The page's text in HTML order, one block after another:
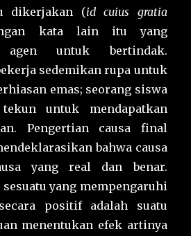
dikerjakan (id cuius gratia
kata lain itu yang
agen untuk bertindak.
sedemikan rupa untuk
emas; seorang siswa
untuk mendapatkan
Pengertian causa final
bahwa causa
yang real dan benar.
sesuatu yang mempengaruhi
positif adalah suatu
menentukan efek artinya